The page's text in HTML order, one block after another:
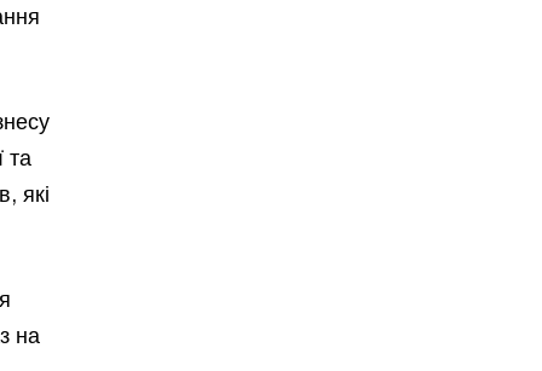
та
які
на